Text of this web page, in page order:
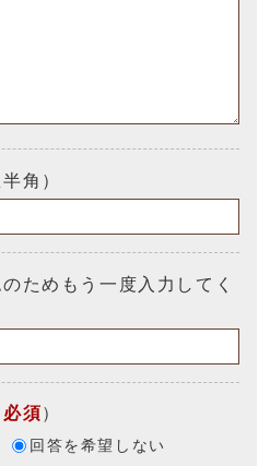
角）
ためもう一度入力してく
必須）
回答を希望しない